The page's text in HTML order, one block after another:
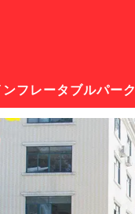
ンフレータブルパーク